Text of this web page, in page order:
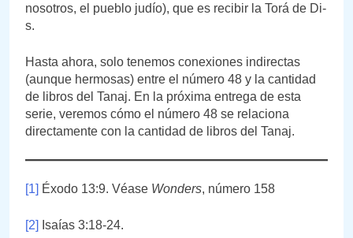
nosotros, el pueblo judío), que es recibir la Torá de Di-
s.
Hasta ahora, solo tenemos conexiones indirectas
(aunque hermosas) entre el número 48 y la cantidad
de libros del Tanaj. En la próxima entrega de esta
serie, veremos cómo el número 48 se relaciona
directamente con la cantidad de libros del Tanaj.
[1] Éxodo 13:9. Véase Wonders, número 158
[2] Isaías 3:18-24.